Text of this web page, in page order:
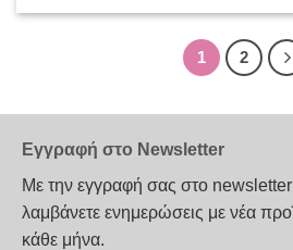
προϊόν
έχει
να
1 2
Εγγραφή στο Newsletter
Με την εγγραφή σας στο
λαμβάνετε ενημερώσεις με νέα
κάθε μήνα.